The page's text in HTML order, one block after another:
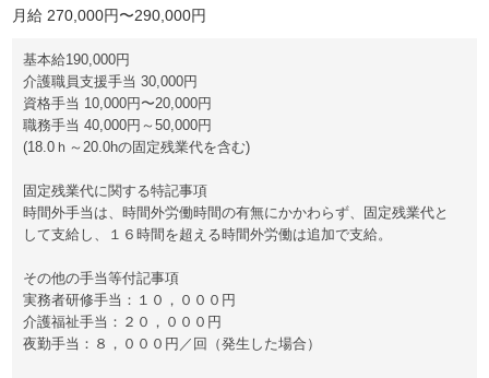
月給 270,000円〜290,000円
基本給190,000円
介護職員支援手当 30,000円
資格手当 10,000円〜20,000円
職務手当 40,000円～50,000円
(18.0ｈ～20.0hの固定残業代を含む)
固定残業代に関する特記事項
時間外手当は、時間外労働時間の有無にかかわらず、固定残業代と
して支給し、１６時間を超える時間外労働は追加で支給。
その他の手当等付記事項
実務者研修手当：１０，０００円
介護福祉手当：２０，０００円
夜勤手当：８，０００円／回（発生した場合）